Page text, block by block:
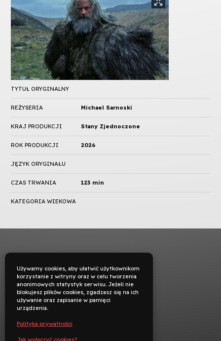
TYTUŁ ORYGINALNY
REŻYSERIA Michael Sarnoski
KRAJ PRODUKCJI Stany Zjednoczone
ROK PRODUKCJI 2026
JĘZYK ORYGINAŁU
CZAS TRWANIA 123 min
KATEGORIA WIEKOWA
Używamy cookies, aby ułatwić użytkownikom
korzystanie z witryny oraz w celu tworzenia
anonimowych statystyk serwisu. Jeżeli nie
blokujesz plików cookies, zgadzasz się na ich
używanie oraz zapisanie w pamięci
urządzenia.
Polityka prywatności
Jak wyłączyć cookies?